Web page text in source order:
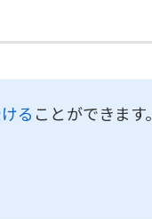
る ことができます。